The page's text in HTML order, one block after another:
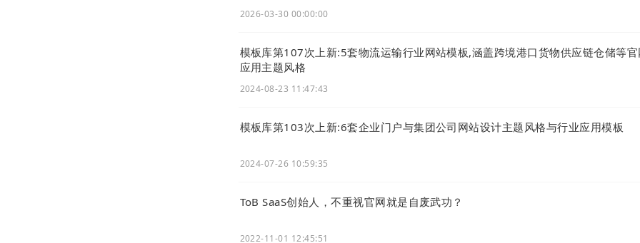
2026-03-30 00:00:00
模板库第107次上新:5套物流运输行业网站模板,涵盖跨境港口货物供应链仓储等
应用主题风格
2024-08-23 11:47:43
模板库第103次上新:6套企业门户与集团公司网站设计主题风格与行业应用模板
2024-07-26 10:59:35
ToB SaaS创始人，不重视官网就是自废武功？
2022-11-01 12:45:51